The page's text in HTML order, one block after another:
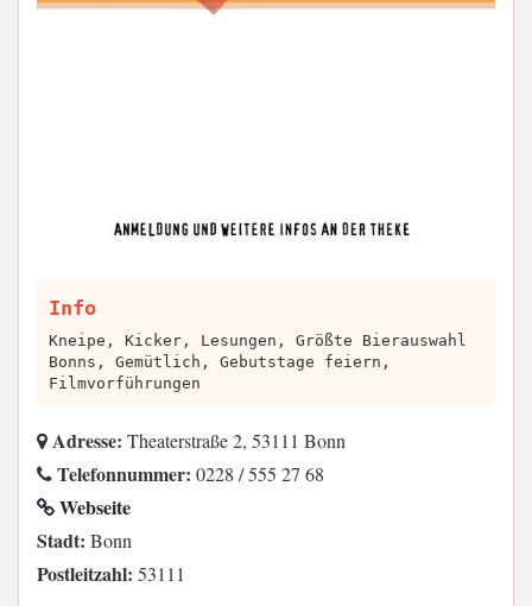
Info
Kneipe, Kicker, Lesungen, Größte Bierauswahl
Bonns, Gemütlich, Gebutstage feiern,
Filmvorführungen
Adresse: Theaterstraße 2, 53111 Bonn
Telefonnummer: 0228 / 555 27 68
Webseite
Stadt: Bonn
Postleitzahl: 53111